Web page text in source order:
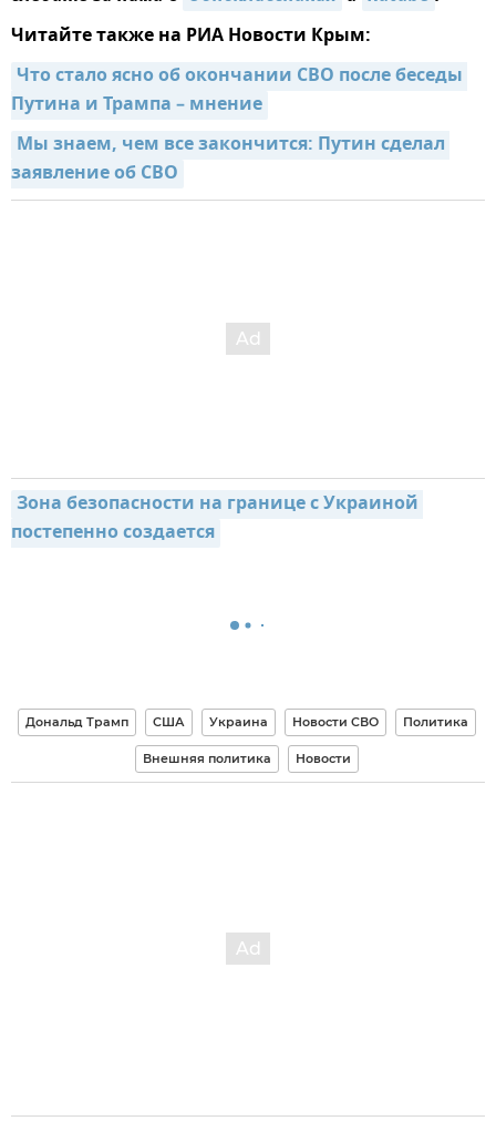
Читайте также на РИА Новости Крым:
Что стало ясно об окончании СВО после беседы
Путина и Трампа – мнение
Мы знаем, чем все закончится: Путин сделал
заявление об СВО
Зона безопасности на границе с Украиной
постепенно создается
Дональд Трамп США Украина Новости СВО Политика
Внешняя политика Новости